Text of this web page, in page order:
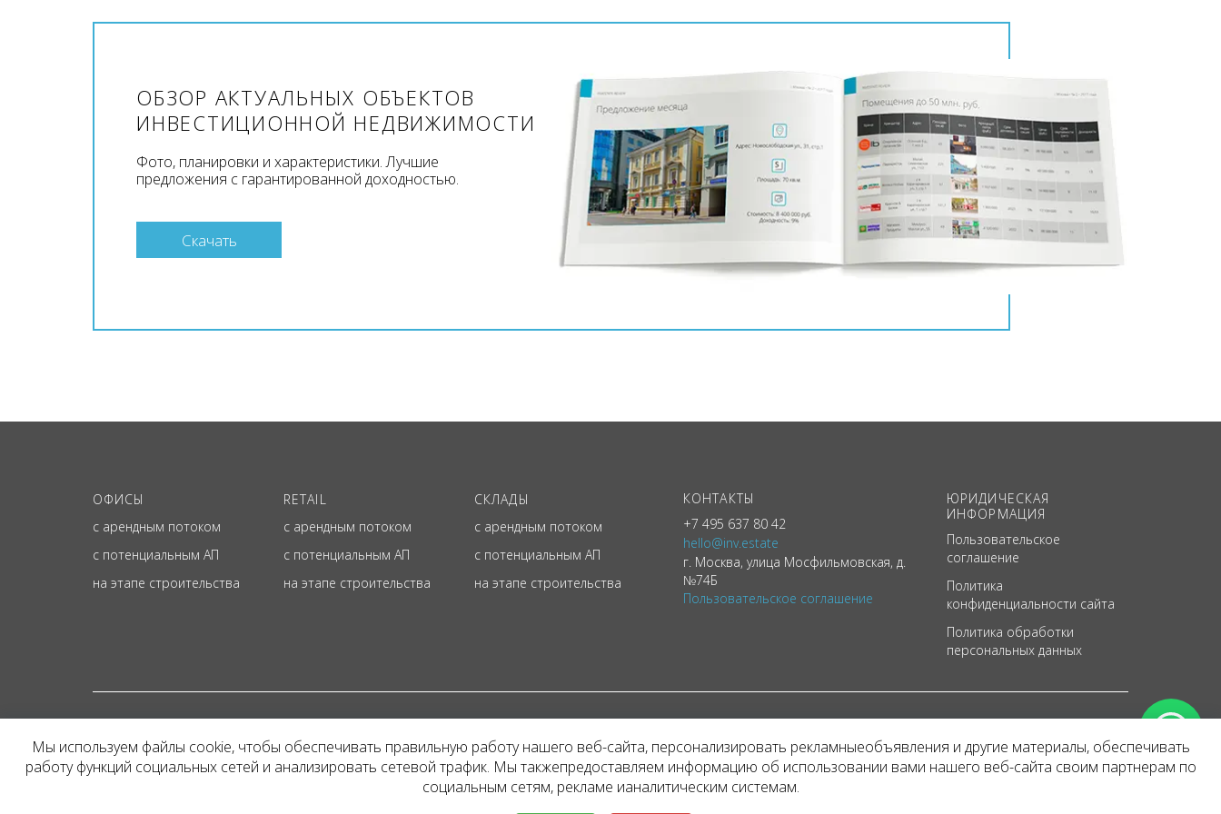
ОБЗОР АКТУАЛЬНЫХ ОБЪЕКТОВ
ИНВЕСТИЦИОННОЙ НЕДВИЖИМОСТИ
Фото, планировки и характеристики. Лучшие
предложения с гарантированной доходностью.
Скачать
ОФИСЫ
с арендным потоком
с потенциальным АП
на этапе строительства
RETAIL
с арендным потоком
с потенциальным АП
на этапе строительства
СКЛАДЫ
с арендным потоком
с потенциальным АП
на этапе строительства
КОНТАКТЫ
+7 495 637 80 42
hello@inv.estate
г. Москва, улица Мосфильмовская, д.
№74Б
Пользовательское соглашение
ЮРИДИЧЕСКАЯ
ИНФОРМАЦИЯ
Пользовательское
соглашение
Политика
конфиденциальности сайта
Политика обработки
персональных данных
Представленная на сайте агентства информация, в т.ч. стоимости объектов, носит информационный характер
и не является публичной офертой. Условия аренды объекта могут быть изменены собственником без уведомления.
Мы используем файлы cookie, чтобы обеспечивать правильную работу нашего веб-сайта, персонализировать рекламныеобъявления и другие материалы, обеспечивать
работу функций социальных сетей и анализировать сетевой трафик. Мы такжепредоставляем информацию об использовании вами нашего веб-сайта своим партнерам по
социальным сетям, рекламе ианалитическим системам.